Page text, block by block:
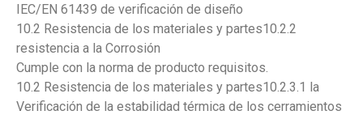
IEC/EN 61439 de verificación de diseño
10.2 Resistencia de los materiales y partes10.2.2
resistencia a la Corrosión
Cumple con la norma de producto requisitos.
10.2 Resistencia de los materiales y partes10.2.3.1 la
Verificación de la estabilidad térmica de los cerramientos